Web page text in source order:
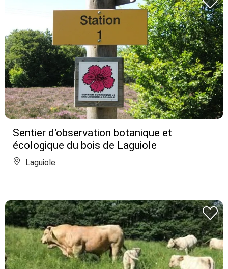
Sentier d'observation botanique et
écologique du bois de Laguiole
Laguiole